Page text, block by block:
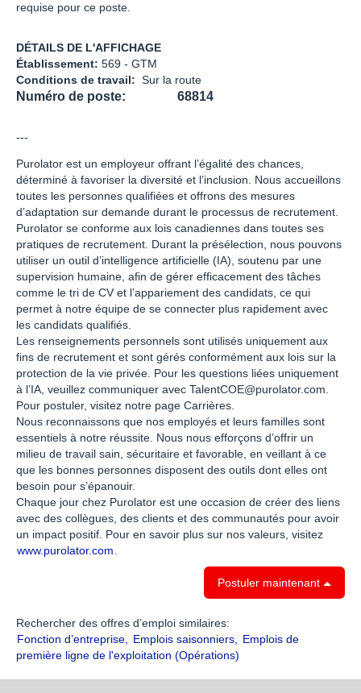
requise pour ce poste.
DÉTAILS DE L'AFFICHAGE
Établissement: 569 - GTM
Conditions de travail: Sur la route
Numéro de poste: 68814
---
Purolator est un employeur offrant l’égalité des chances,
déterminé à favoriser la diversité et l’inclusion. Nous accueillons
toutes les personnes qualifiées et offrons des mesures
d’adaptation sur demande durant le processus de recrutement.
Purolator se conforme aux lois canadiennes dans toutes ses
pratiques de recrutement. Durant la présélection, nous pouvons
utiliser un outil d’intelligence artificielle (IA), soutenu par une
supervision humaine, afin de gérer efficacement des tâches
comme le tri de CV et l’appariement des candidats, ce qui
permet à notre équipe de se connecter plus rapidement avec
les candidats qualifiés.
Les renseignements personnels sont utilisés uniquement aux
fins de recrutement et sont gérés conformément aux lois sur la
protection de la vie privée. Pour les questions liées uniquement
à l’IA, veuillez communiquer avec TalentCOE@purolator.com.
Pour postuler, visitez notre page Carrières.
Nous reconnaissons que nos employés et leurs familles sont
essentiels à notre réussite. Nous nous efforçons d’offrir un
milieu de travail sain, sécuritaire et favorable, en veillant à ce
que les bonnes personnes disposent des outils dont elles ont
besoin pour s’épanouir.
Chaque jour chez Purolator est une occasion de créer des liens
avec des collègues, des clients et des communautés pour avoir
un impact positif. Pour en savoir plus sur nos valeurs, visitez
www.purolator.com
Postuler maintenant
Rechercher des offres d’emploi similaires:
Fonction d’entreprise,
Emplois saisonniers,
Emplois de
première ligne de l'exploitation (Opérations)